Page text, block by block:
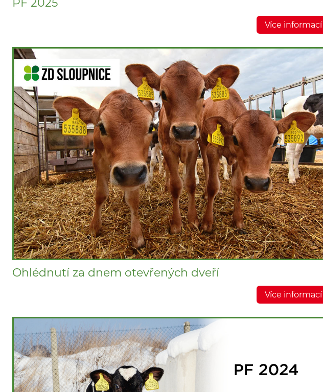
PF 2025
Více informací
Ohlédnutí za dnem otevřených dveří
Více informací